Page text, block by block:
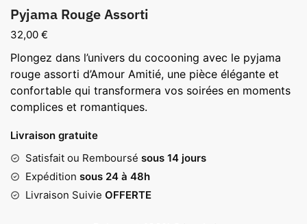
Pyjama Rouge Assorti
32,00 €
Plongez dans l’univers du cocooning avec le pyjama
rouge assorti d’Amour Amitié, une pièce élégante et
confortable qui transformera vos soirées en moments
complices et romantiques.
Livraison gratuite
Satisfait ou Remboursé sous 14 jours
Expédition sous 24 à 48h
Livraison Suivie OFFERTE